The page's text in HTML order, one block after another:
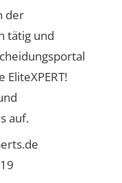
der
tätig und
auf.